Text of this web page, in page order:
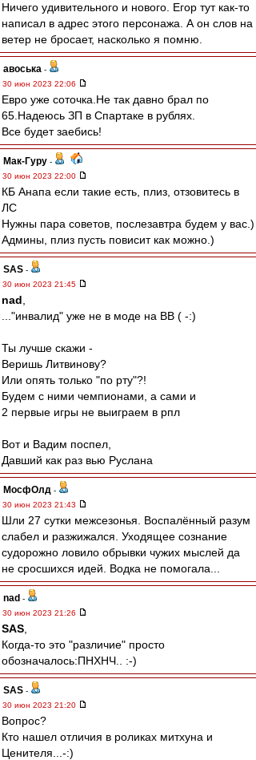
Ничего удивительного и нового. Егор тут как-то
написал в адрес этого персонажа. А он слов на
ветер не бросает, насколько я помню.
авоська -
30 июн 2023 22:06
Евро уже соточка.Не так давно брал по
65.Надеюсь ЗП в Спартаке в рублях.
Все будет заебись!
Мак-Гуру -
30 июн 2023 22:00
КБ Анапа если такие есть, плиз, отзовитесь в
ЛС
Нужны пара советов, послезавтра будем у вас.)
Админы, плиз пусть повисит как можно.)
SAS -
30 июн 2023 21:45
nad
..."инвалид" уже не в моде на ВВ ( -:)
Ты лучше скажи -
Веришь Литвинову?
Или опять только "по рту"?!
Будем с ними чемпионами, а сами и
2 первые игры не выиграем в рпл
Вот и Вадим поспел,
Давший как раз вью Руслана
МосфОлд -
30 июн 2023 21:43
Шли 27 сутки межсезонья. Воспалённый разум
слабел и разжижался. Уходящее сознание
судорожно ловило обрывки чужих мыслей да
не сросшихся идей. Водка не помогала...
nad -
30 июн 2023 21:26
SAS
Когда-то это "различие" просто
обозначалось:ПНХНЧ.. :-)
SAS -
30 июн 2023 21:20
Вопрос?
Кто нашел отличия в роликах митхуна и
Ценителя...-:)